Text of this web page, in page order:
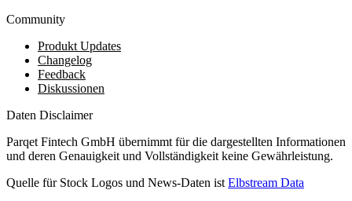
Community
Produkt Updates
Changelog
Feedback
Diskussionen
Daten Disclaimer
Parqet Fintech GmbH übernimmt für die dargestellten Informationen
und deren Genauigkeit und Vollständigkeit keine Gewährleistung.
Quelle für Stock Logos und News-Daten ist Elbstream Data